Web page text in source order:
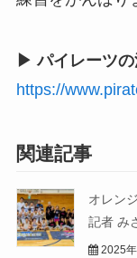
▶ パイレーツの
https://
関連記事
オレン
記者 み
2025年